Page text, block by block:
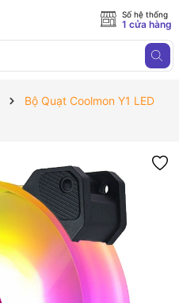
Số hệ thống
1 cửa hàng
Bộ Quạt Coolmon Y1 LED